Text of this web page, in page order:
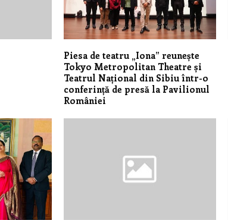
Piesa de teatru „Iona” reunește
Tokyo Metropolitan Theatre și
Teatrul Național din Sibiu într-o
conferință de presă la Pavilionul
României